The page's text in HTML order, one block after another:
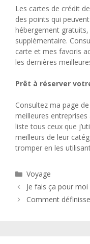
Les cartes de crédit
des points qui
hébergement
supplémentaire.
carte et mes favoris
les dernières
Prêt à réserver
Consultez ma page
meilleures entreprises
liste tous ceux que
meilleurs de leur
tromper en les
Catégories
Voyage
Je fais ça pour moi
Comment